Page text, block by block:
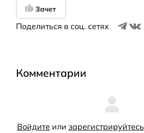
Зачет
Поделиться в соц. сетях
Комментарии
Войдите или зарегистрируйтесь